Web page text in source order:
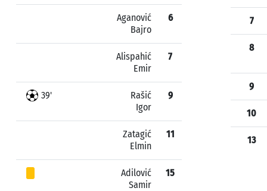
Aganović
Bajro
6
Alispahić
Emir
7
39'
Rašić
Igor
9
Zatagić
Elmin
11
Adilović
Samir
15
7
8
9
10
13